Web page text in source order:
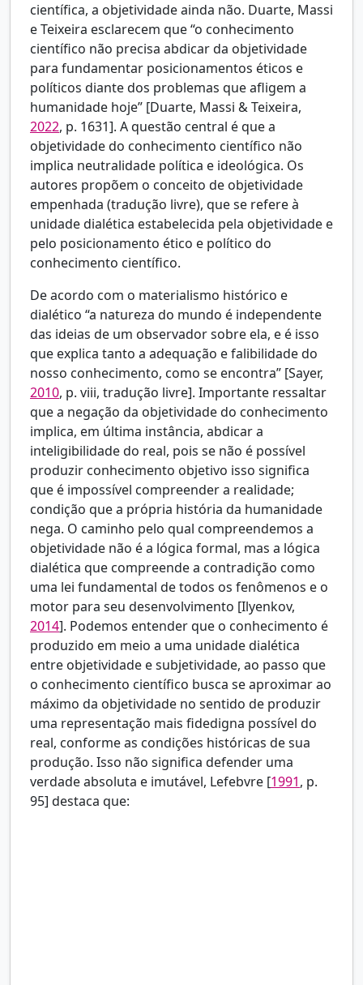
científica, a objetividade ainda não. Duarte, Massi
e Teixeira esclarecem que “o conhecimento
científico não precisa abdicar da objetividade
para fundamentar posicionamentos éticos e
políticos diante dos problemas que afligem a
humanidade hoje” [Duarte, Massi & Teixeira,
2022, p. 1631]. A questão central é que a
objetividade do conhecimento científico não
implica neutralidade política e ideológica. Os
autores propõem o conceito de objetividade
empenhada (tradução livre), que se refere à
unidade dialética estabelecida pela objetividade e
pelo posicionamento ético e político do
conhecimento científico.
De acordo com o materialismo histórico e
dialético “a natureza do mundo é independente
das ideias de um observador sobre ela, e é isso
que explica tanto a adequação e falibilidade do
nosso conhecimento, como se encontra” [Sayer,
2010, p. viii, tradução livre]. Importante ressaltar
que a negação da objetividade do conhecimento
implica, em última instância, abdicar a
inteligibilidade do real, pois se não é possível
produzir conhecimento objetivo isso significa
que é impossível compreender a realidade;
condição que a própria história da humanidade
nega. O caminho pelo qual compreendemos a
objetividade não é a lógica formal, mas a lógica
dialética que compreende a contradição como
uma lei fundamental de todos os fenômenos e o
motor para seu desenvolvimento [Ilyenkov,
2014]. Podemos entender que o conhecimento é
produzido em meio a uma unidade dialética
entre objetividade e subjetividade, ao passo que
o conhecimento científico busca se aproximar ao
máximo da objetividade no sentido de produzir
uma representação mais fidedigna possível do
real, conforme as condições históricas de sua
produção. Isso não significa defender uma
verdade absoluta e imutável, Lefebvre [1991, p.
95] destaca que: